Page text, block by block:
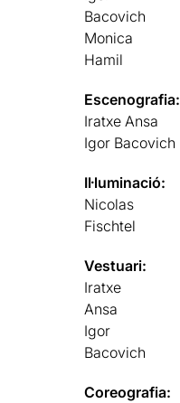
Bacovich
Monica
Hamil
Escenografia:
Iratxe Ansa
Igor Bacovich
Il·luminació:
Nicolas
Fischtel
Vestuari:
Iratxe
Ansa
Igor
Bacovich
Coreografia: